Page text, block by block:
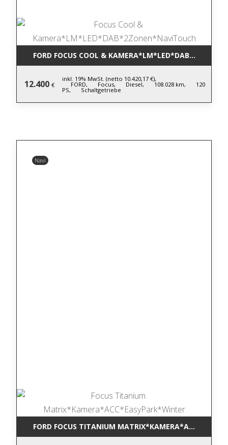
FORD FOCUS COOL &
12.400 €
inkl. 19% MwSt. (netto 10.420,17 €),
FORD, Focus, Diesel, 108.028 km, 120
PS, Schaltgetriebe
Navi
FORD FOCUS TITANIUM